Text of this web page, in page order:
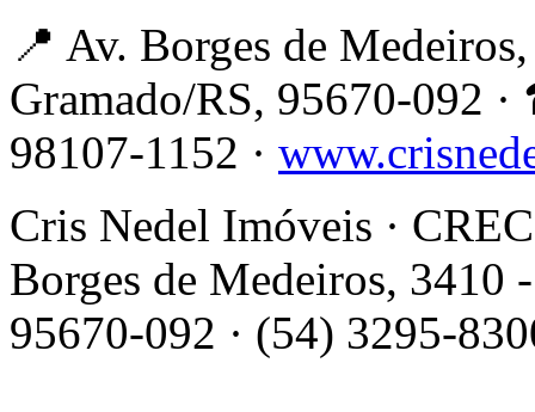
📍 Av. Borges de
Gramado/RS, 95670-092
98107-1152 ·
Cris Nedel Imóveis ·
Borges de Medeiros, 3410
95670-092 · (54) 3295-